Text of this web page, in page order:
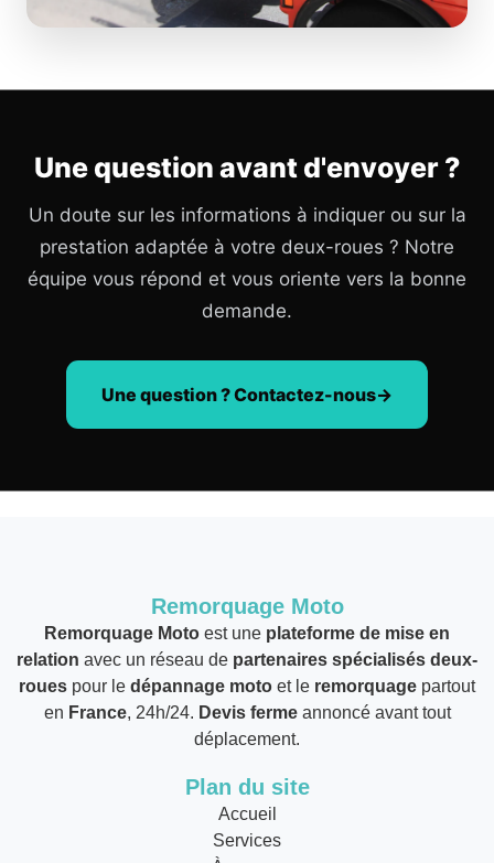
Une question avant d'envoyer ?
Un doute sur les informations à indiquer ou sur la
prestation adaptée à votre deux-roues ? Notre
équipe vous répond et vous oriente vers la bonne
demande.
Une question ? Contactez-nous
Remorquage Moto
Remorquage Moto est une plateforme de mise en
relation avec un réseau de partenaires spécialisés deux-
roues pour le dépannage moto et le remorquage partout
en France, 24h/24. Devis fermeannoncé avant tout
déplacement.
Plan du site
Accueil
Services